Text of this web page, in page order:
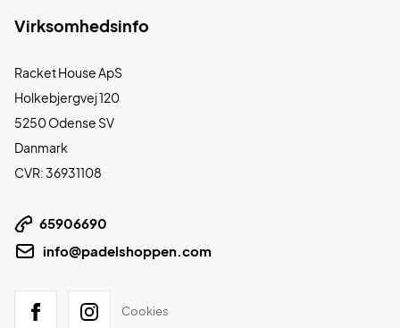
Virksomhedsinfo
Racket House ApS
Holkebjergvej 120
5250 Odense SV
Danmark
CVR: 36931108
65906690
info@padelshoppen.com
Cookies